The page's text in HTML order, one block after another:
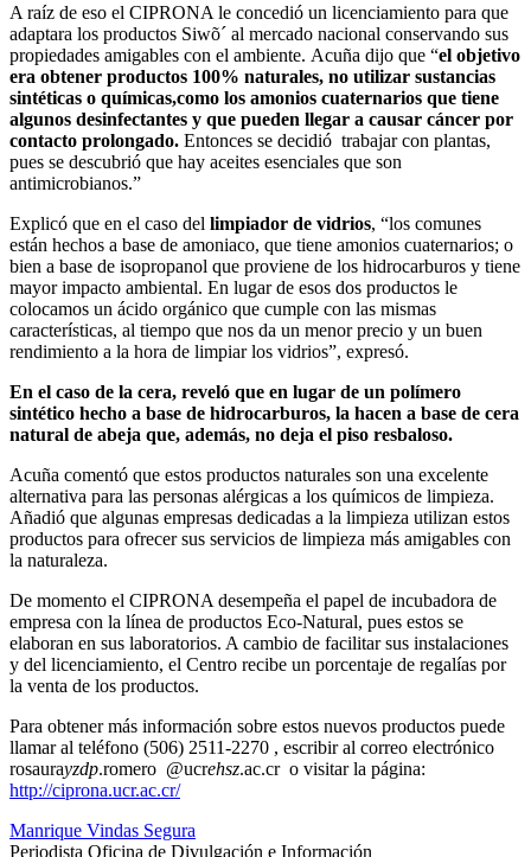
A raíz de eso el CIPRONA le concedió un licenciamiento para que
adaptara los productos Siwõ´ al mercado nacional conservando sus
propiedades amigables con el ambiente. Acuña dijo que “el objetivo
era obtener productos 100% naturales, no utilizar sustancias
sintéticas o químicas,como los amonios cuaternarios que tiene
algunos desinfectantes y que pueden llegar a causar cáncer por
contacto prolongado. Entonces se decidió trabajar con plantas,
pues se descubrió que hay aceites esenciales que son
antimicrobianos.”
Explicó que en el caso del limpiador de vidrios, “los comunes
están hechos a base de amoniaco, que tiene amonios cuaternarios; o
bien a base de isopropanol que proviene de los hidrocarburos y tiene
mayor impacto ambiental. En lugar de esos dos productos le
colocamos un ácido orgánico que cumple con las mismas
características, al tiempo que nos da un menor precio y un buen
rendimiento a la hora de limpiar los vidrios”, expresó.
En el caso de la cera, reveló que en lugar de un polímero
sintético hecho a base de hidrocarburos, la hacen a base de cera
natural de abeja que, además, no deja el piso resbaloso.
Acuña comentó que estos productos naturales son una excelente
alternativa para las personas alérgicas a los químicos de limpieza.
Añadió que algunas empresas dedicadas a la limpieza utilizan estos
productos para ofrecer sus servicios de limpieza más amigables con
la naturaleza.
De momento el CIPRONA desempeña el papel de incubadora de
empresa con la línea de productos Eco-Natural, pues estos se
elaboran en sus laboratorios. A cambio de facilitar sus instalaciones
y del licenciamiento, el Centro recibe un porcentaje de regalías por
la venta de los productos.
Para obtener más información sobre estos nuevos productos puede
llamar al teléfono (506) 2511-2270 , escribir al correo electrónico
rosaurayzdp.romero @ucrehsz.ac.cro visitar la página:
http://ciprona.ucr.ac.cr/
Manrique Vindas Segura
Periodista Oficina de Divulgación e Información